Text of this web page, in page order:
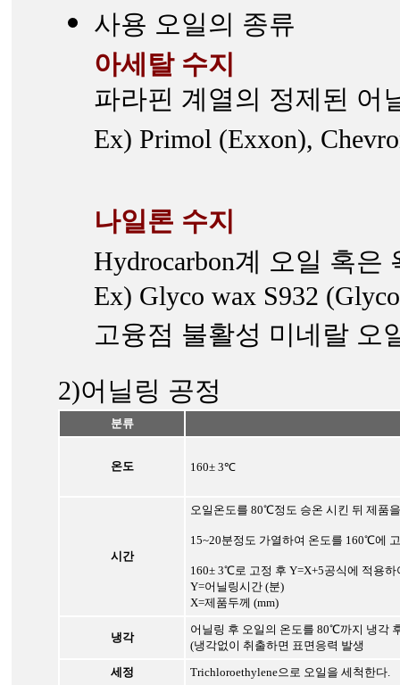
사용 오일의 종류
아세탈 수지
파라핀 계열의 정제된 어
Ex) Primol (Exxon),
나일론 수지
Hydrocarbon계 오일 혹
Ex) Glyco wax S932
고융점 불활성 미네랄 오
2)어닐링 공정
분류
온도 160± 3℃
시간
오일온도를 80℃정도 승온 시킨 뒤 제품
15~20분정도 가열하여 온도를 160℃에
160± 3℃로 고정 후 Y=X+5공식에 적용하
Y=어닐링시간 (분)
X=제품두께 (mm)
냉각
어닐링 후 오일의 온도를 80℃까지 냉각
(냉각없이 취출하면 표면응력 발생
세정
Trichloroethylene으로 오일을 세척한다.